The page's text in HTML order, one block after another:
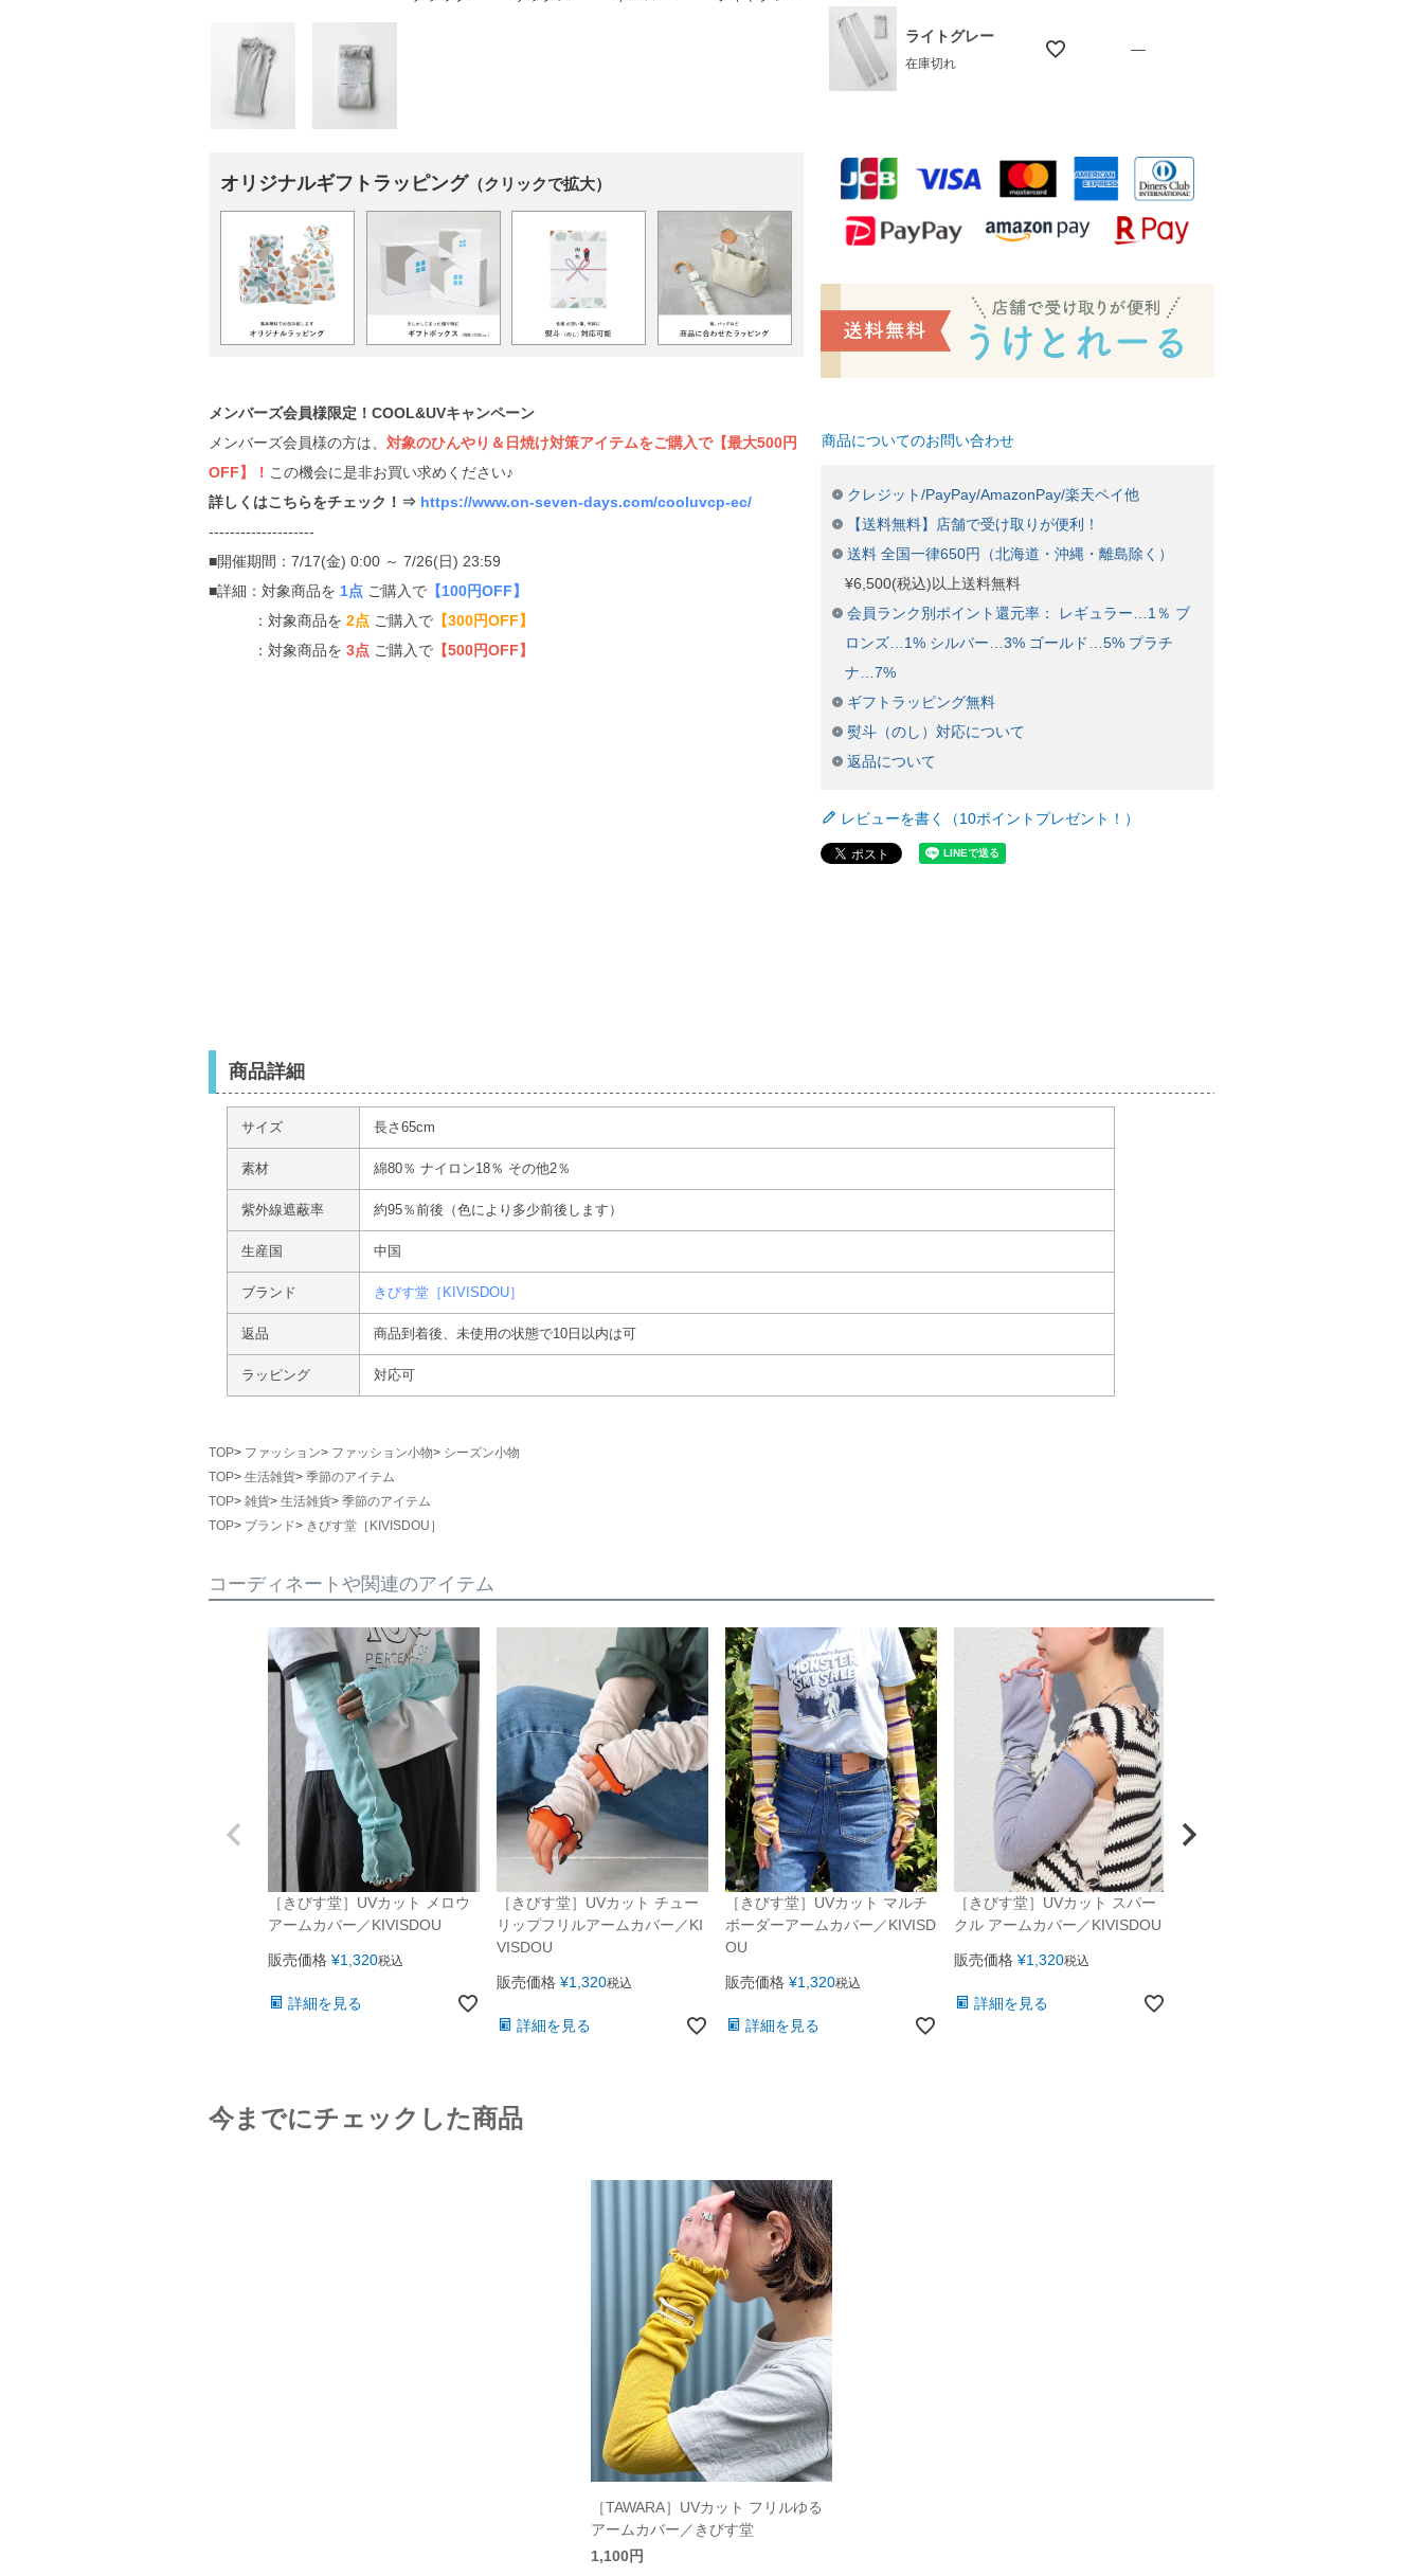
オリジナルギフトラッピング（クリックで拡大）
メンバーズ会員様限定！COOL&UVキャンペーン
メンバーズ会員様の方は、 対象のひんやり＆日焼け対策アイテムをご購入で【最大500円
OFF】！ この機会に是非お買い求めください♪
詳しくはこちらをチェック！⇒ https://www.on-seven-days.com/cooluvcp-ec/
--------------------
■開催期間：7/17(金) 0:00 ～ 7/26(日) 23:59
■詳細：対象商品を 1点 ご購入で 【100円OFF】
：対象商品を 2点 ご購入で 【300円OFF】
：対象商品を 3点 ご購入で 【500円OFF】
ライトグレー
在庫切れ
—
商品についてのお問い合わせ
クレジット/PayPay/AmazonPay/楽天ペイ他
【送料無料】店舗で受け取りが便利！
送料 全国一律650円（北海道・沖縄・離島除く）
¥6,500(税込)以上送料無料
会員ランク別ポイント還元率： レギュラー…1％ ブ
ロンズ…1% シルバー…3% ゴールド…5% プラチ
ナ…7%
ギフトラッピング無料
熨斗（のし）対応について
返品について
レビューを書く（10ポイントプレゼント！）
商品詳細
サイズ 長さ65cm
素材 綿80％ ナイロン18％ その他2％
紫外線遮蔽率 約95％前後（色により多少前後します）
生産国 中国
ブランド きびす堂［KIVISDOU］
返品 商品到着後、未使用の状態で10日以内は可
ラッピング 対応可
TOP ファッション ファッション小物
シーズン小物
TOP
生活雑貨
季節のアイテム
TOP
雑貨 生活雑貨
季節のアイテム
TOP
ブランド きびす堂［KIVISDOU］
コーディネートや関連のアイテム
［きびす堂］UVカット メロウ
アームカバー／KIVISDOU
販売価格 ¥1,320税込
詳細を見る
［きびす堂］UVカット チュー
リップフリルアームカバー／KI
VISDOU
販売価格 ¥1,320税込
詳細を見る
［きびす堂］UVカット マルチ
ボーダーアームカバー／KIVISD
OU
販売価格 ¥1,320税込
詳細を見る
［きびす堂］UVカット スパー
クル アームカバー／KIVISDOU
販売価格 ¥1,320税込
詳細を見る
今までにチェックした商品
［TAWARA］UVカット フリルゆる
アームカバー／きびす堂
1,100円